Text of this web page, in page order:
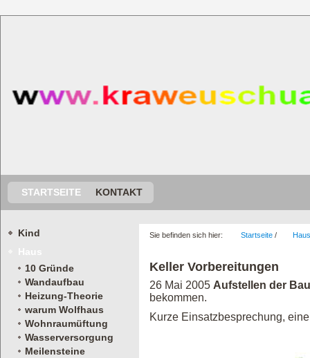
STARTSEITE KONTAKT
Kind
10 Gründe
Wandaufbau
Heizung-Theorie
warum Wolfhaus
Wohnraumüftung
Wasserversorgung
Meilensteine
Sie befinden sich hier: Startseite / Haus
Keller Vorbereitungen
26 Mai 2005 Aufstellen der
bekommen.
Kurze Einsatzbesprechung,